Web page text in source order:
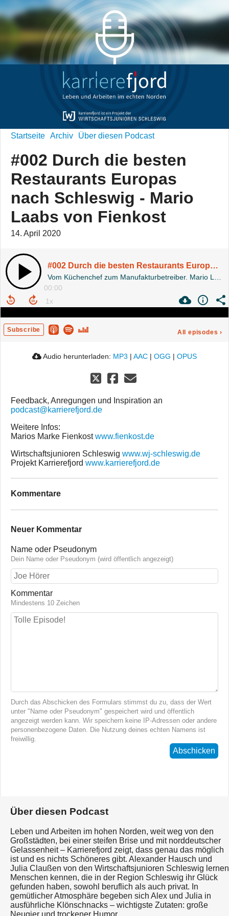
Startseite Archiv Über diesen Podcast
#002 Durch die besten
Restaurants Europas
nach Schleswig - Mario
Laabs von Fienkost
14. April 2020
#002 Durch die besten Restaurants Europas nach Schleswig - Mario Laabs von Fienkost
00:00
Subscribe All episodes ›
Audio herunterladen: MP3 | AAC | OGG | OPUS
Feedback, Anregungen und Inspiration an
podcast@karrierefjord.de
Weitere Infos:
Marios Marke Fienkostwww.fienkost.de
Wirtschaftsjunioren Schleswig www.wj-schleswig.de
Projekt Karrierefjord www.karrierefjord.de
Kommentare
Neuer Kommentar
Name oder Pseudonym
Dein Name oder Pseudonym (wird öffentlich angezeigt)
Kommentar
Mindestens 10 Zeichen
Durch das Abschicken des Formulars stimmst du zu, dass der Wert
unter "Name oder Pseudonym" gespeichert wird und öffentlich
angezeigt werden kann. Wir speichern keine IP-Adressen oder andere
personenbezogene Daten. Die Nutzung deines echten Namens ist
freiwillig.
Abschicken
Über diesen Podcast
Leben und Arbeiten im hohen Norden, weit weg von den
Großstädten, bei einer steifen Brise und mit norddeutscher
Gelassenheit – Karrierefjord zeigt, dass genau das möglich
ist und es nichts Schöneres gibt. Alexander Hausch und
Julia Claußen von den Wirtschaftsjunioren Schleswig lernen
Menschen kennen, die in der Region Schleswig ihr Glück
gefunden haben, sowohl beruflich als auch privat. In
gemütlicher Atmosphäre begeben sich Alex und Julia in
ausführliche Klönschnacks – wichtigste Zutaten: große
Neugier und trockener Humor.